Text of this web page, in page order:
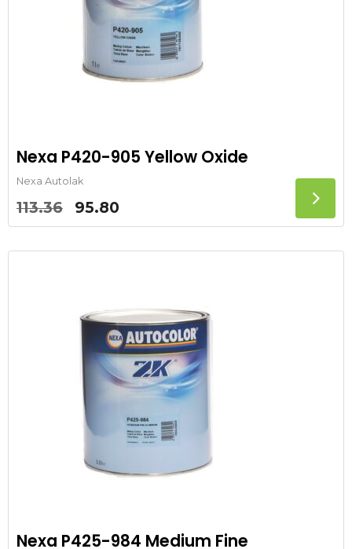
Nexa P420-905 Yellow Oxide
Nexa Autolak
113.36
Oorspronkelijke
prijs
was:
95.80
prijs
is:
Nexa P425-984 Medium Fine